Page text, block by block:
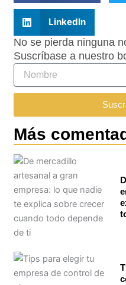
LinkedIn
No se pierda ninguna
Suscríbase a nuestro
Más